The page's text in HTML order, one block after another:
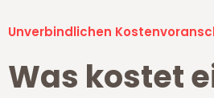
Unverbindlichen
Was kostet